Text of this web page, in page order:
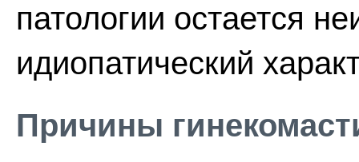
патологии остается
идиопатический
Причины